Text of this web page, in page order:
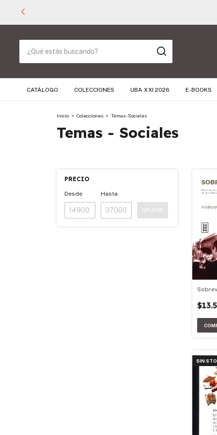
CATÁLOGO COLECCIONES UBA XXI 2026 E-BOOKS
Inicio > Colecciones > Temas - Sociales
Temas - Sociales
PRECIO
Desde Hasta
APLICAR
SIN